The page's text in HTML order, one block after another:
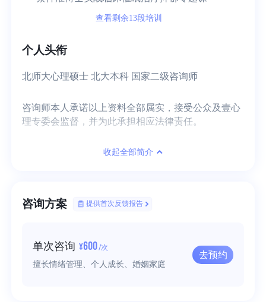
查看剩余13段培训
个人头衔
北师大心理硕士 北大本科 国家二级咨询师
咨询师本人承诺以上资料全部属实，接受公众及壹心
理专委会监督，并为此承担相应法律责任。
收起全部简介
咨询方案 提供首次反馈报告
单次咨询 ¥600/次
擅长情绪管理、个人成长、婚姻家庭
去预约